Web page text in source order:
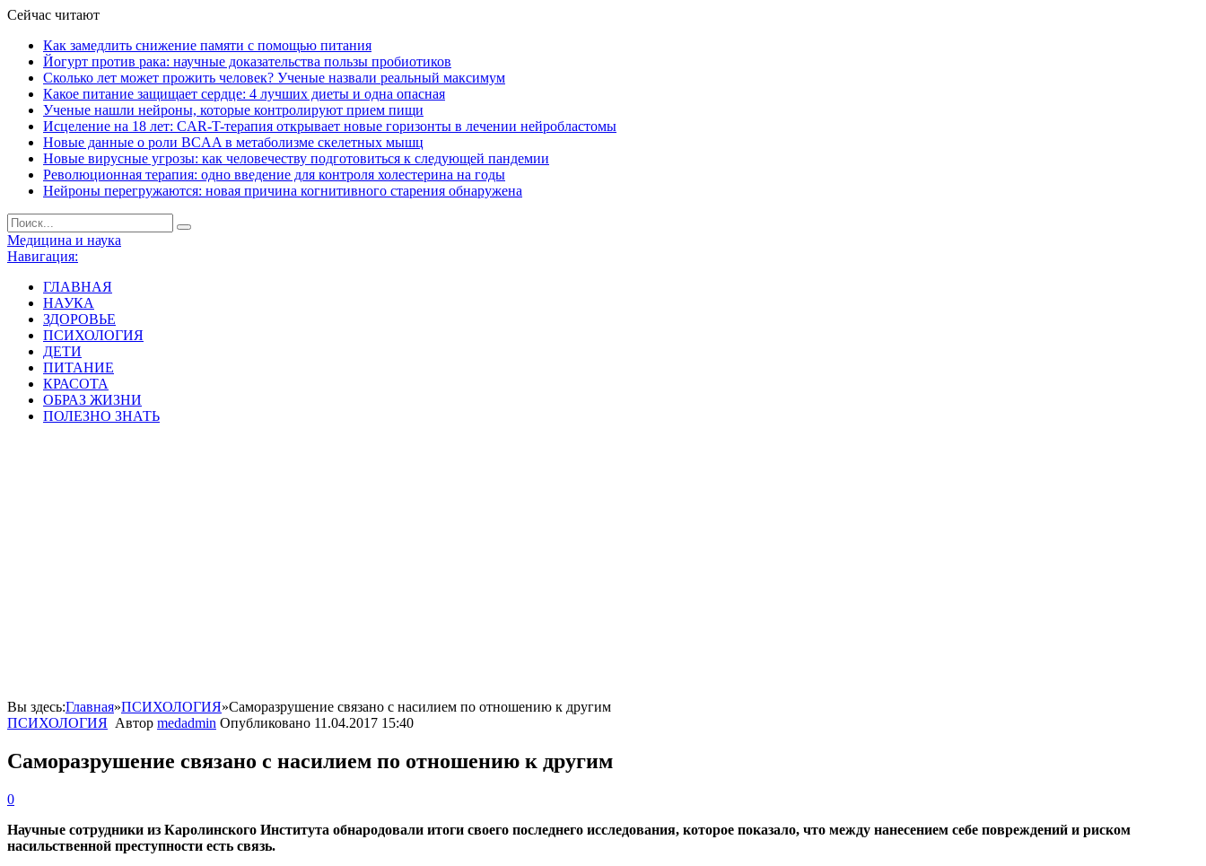
Сейчас читают
Как замедлить снижение памяти с помощью питания
Йогурт против рака: научные доказательства пользы пробиотиков
Сколько лет может прожить человек? Ученые назвали реальный максимум
Какое питание защищает сердце: 4 лучших диеты и одна опасная
Ученые нашли нейроны, которые контролируют прием пищи
Исцеление на 18 лет: CAR-T-терапия открывает новые горизонты в лечении нейробластомы
Новые данные о роли BCAA в метаболизме скелетных мышц
Новые вирусные угрозы: как человечеству подготовиться к следующей пандемии
Революционная терапия: одно введение для контроля холестерина на годы
Нейроны перегружаются: новая причина когнитивного старения обнаружена
Медицина и наука
Навигация:
ГЛАВНАЯ
НАУКА
ЗДОРОВЬЕ
ПСИХОЛОГИЯ
ДЕТИ
ПИТАНИЕ
КРАСОТА
ОБРАЗ ЖИЗНИ
ПОЛЕЗНО ЗНАТЬ
Вы здесь:Главная»ПСИХОЛОГИЯ»Саморазрушение связано с насилием по отношению к другим‍
ПСИХОЛОГИЯ Автор medadmin Опубликовано 11.04.2017 15:40
Саморазрушение связано с насилием по отношению к другим‍
0
Научные сотрудники из Каролинского Института обнародовали итоги своего последнего исследования, которое показало, что между нанесением себе повреждений и риском
насильственной преступности есть связь.